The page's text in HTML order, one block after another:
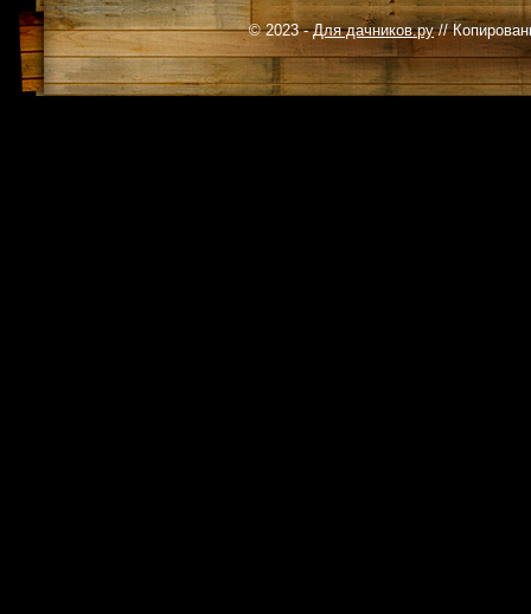
© 2023 -Для дачников.ру//